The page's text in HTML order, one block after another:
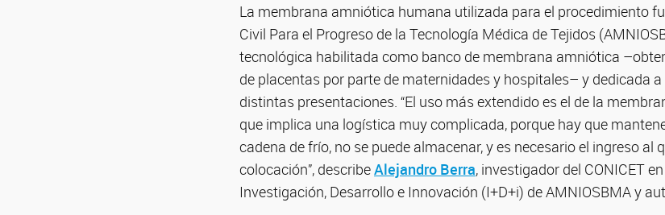
La membrana amniótica humana utilizada para el procedimiento
Civil Para el Progreso de la Tecnología Médica de Tejidos
tecnológica habilitada como banco de membrana amniótica
de placentas por parte de maternidades y hospitales– y dedicada
distintas presentaciones. “El uso más extendido es el de la
que implica una logística muy complicada, porque hay que
cadena de frío, no se puede almacenar, y es necesario el ingreso al
colocación”, describeAlejandro Berra, investigador del CONICET
Investigación, Desarrollo e Innovación (I+D+i) de AMNIOSBMA y